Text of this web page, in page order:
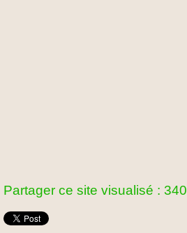
Partager ce site visualisé : 340